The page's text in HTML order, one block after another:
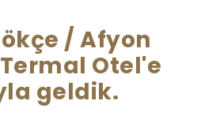
/ Afyon
Otel'e
geldik.